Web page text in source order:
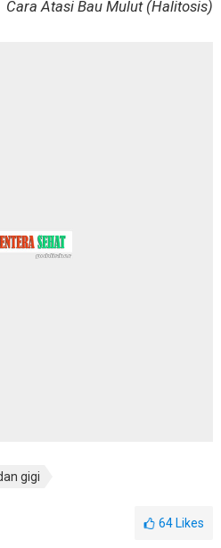
Cara Atasi Bau Mulut (Halitosis)
gigi
64 Likes